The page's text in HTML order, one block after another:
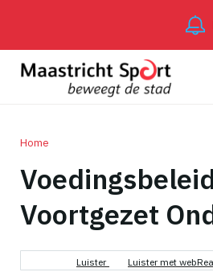
Kruimelpad
Home
Voortgezet
Luister Luister met